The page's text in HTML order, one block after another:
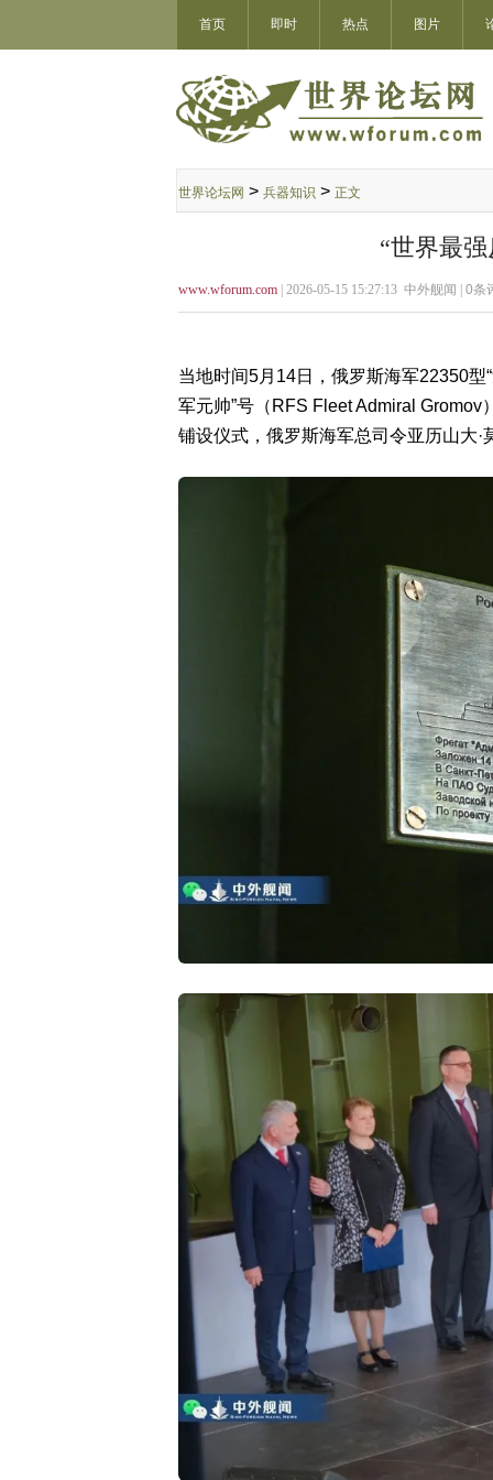
首页 即时 热点 图片
世界论坛网 > 兵器知识 > 正文
“世界最
www.wforum.com | 2026-05-15 15:27:13 中外舰闻 | 0条
当地时间5月14日，俄罗斯海军22350型
军元帅”号（RFS Fleet Admiral
铺设仪式，俄罗斯海军总司令亚历山大